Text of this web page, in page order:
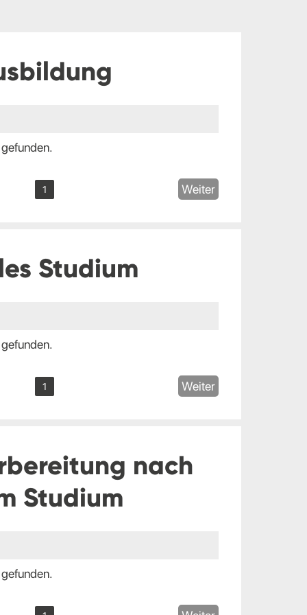
1 Weiter
Studium
1 Weiter
nach
Studium